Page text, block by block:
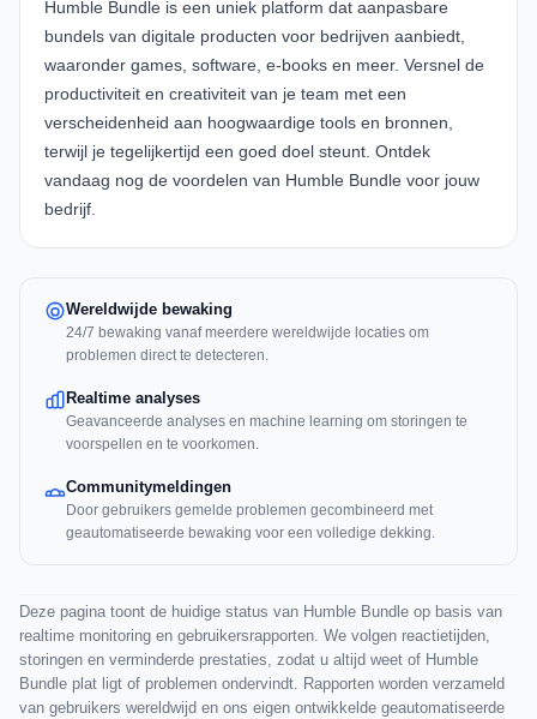
Humble Bundle is een uniek platform dat aanpasbare
bundels van digitale producten voor bedrijven aanbiedt,
waaronder games, software, e-books en meer. Versnel de
productiviteit en creativiteit van je team met een
verscheidenheid aan hoogwaardige tools en bronnen,
terwijl je tegelijkertijd een goed doel steunt. Ontdek
vandaag nog de voordelen van Humble Bundle voor jouw
bedrijf.
Wereldwijde bewaking
24/7 bewaking vanaf meerdere wereldwijde locaties om
problemen direct te detecteren.
Realtime analyses
Geavanceerde analyses en machine learning om storingen te
voorspellen en te voorkomen.
Communitymeldingen
Door gebruikers gemelde problemen gecombineerd met
geautomatiseerde bewaking voor een volledige dekking.
Deze pagina toont de huidige status van Humble Bundle op basis van
realtime monitoring en gebruikersrapporten. We volgen reactietijden,
storingen en verminderde prestaties, zodat u altijd weet of Humble
Bundle plat ligt of problemen ondervindt. Rapporten worden verzameld
van gebruikers wereldwijd en ons eigen ontwikkelde geautomatiseerde